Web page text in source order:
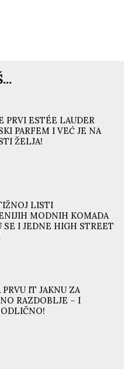
PRVI ESTÉE LAUDER
PARFEM I VEĆ JE NA
ŽELJA!
LISTI
MODNIH KOMADA
SE I JEDNE HIGH STREET
PRVU IT JAKNU ZA
RAZDOBLJE – I